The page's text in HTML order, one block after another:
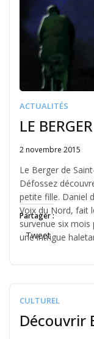
ACTUALITÉS
LE
Written
Jérémie
2 novembre 2015
Le Berger de
Défossez
petite fille. Daniel
Voix du Nord, fait
survenue six mois
une intrigue
Partager :
Tweet
CULTUREL
Découvrir